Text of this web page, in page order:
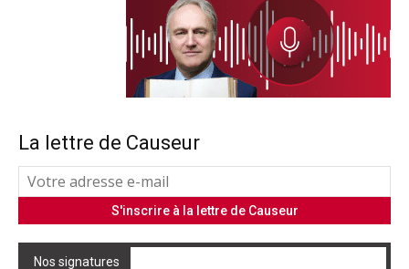
La lettre de Causeur
Nos signatures